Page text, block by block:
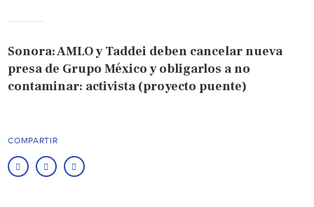
Sonora: AMLO y Taddei deben cancelar nueva
presa de Grupo México y obligarlos a no
contaminar: activista (proyecto puente)
COMPARTIR